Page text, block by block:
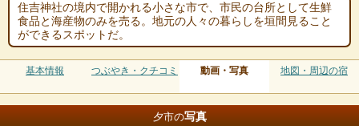
住吉神社の境内で開かれる小さな市で、市民の台所として生鮮
食品と海産物のみを売る。地元の人々の暮らしを垣間見ること
ができるスポットだ。
基本情報 つぶやき・クチコミ 動画・写真 地図・周辺の宿
夕市の写真